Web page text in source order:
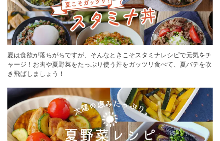
夏は食欲が落ちがちですが、そんなときこそスタミナレシピで元気をチ
ャージ！お肉や夏野菜をたっぷり使う丼をガッツリ食べて、夏バテを吹
き飛ばしましょう！